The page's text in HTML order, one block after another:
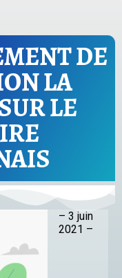
DE
LA
LE
– 3 juin
2021 –